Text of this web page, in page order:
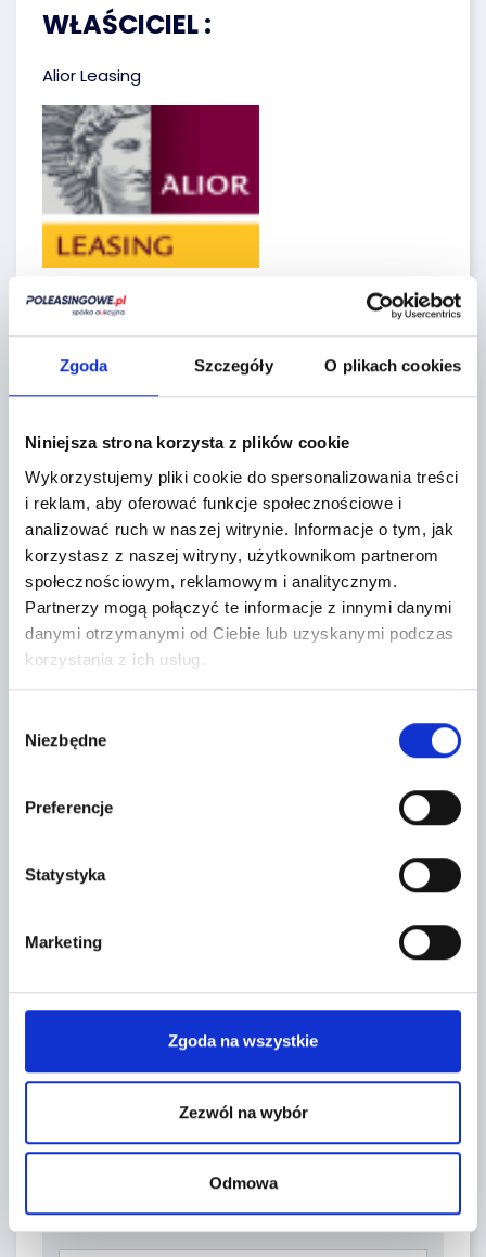
Zgoda Szczegóły O plikach cookies
Niniejsza strona korzysta z plików cookie
Wykorzystujemy pliki cookie do spersonalizowania treści
i reklam, aby oferować funkcje społecznościowe i
analizować ruch w naszej witrynie. Informacje o tym, jak
korzystasz z naszej witryny, użytkownikom partnerom
społecznościowym, reklamowym i analitycznym.
Partnerzy mogą połączyć te informacje z innymi danymi
danymi otrzymanymi od Ciebie lub uzyskanymi podczas
korzystania z ich usług.
zgody
Niezbędne
Preferencje
Statystyka
Marketing
Zgoda na wszystkie
Zezwól na wybór
Odmowa
WŁAŚCICIEL :
Alior Leasing
Regulaminy sprzedawcy
Lokalizacja:
Komorniki k/Wrocławia,
Ul Lipowa 2
+